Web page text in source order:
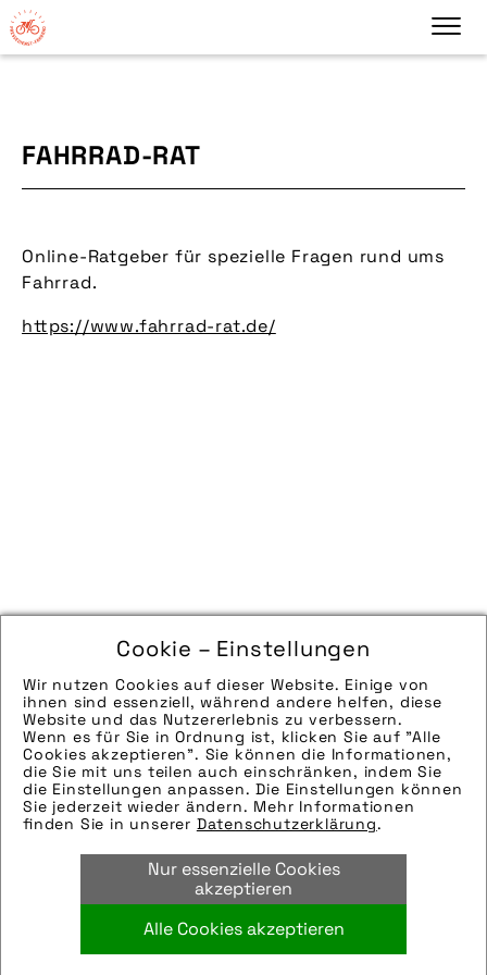
Cookie – Einstellungen
Wir nutzen Cookies auf dieser Website. Einige von
ihnen sind essenziell, während andere helfen, diese
Website und das Nutzererlebnis zu verbessern.
Wenn es für Sie in Ordnung ist, klicken Sie auf "Alle
Cookies akzeptieren". Sie können die Informationen,
die Sie mit uns teilen auch einschränken, indem Sie
die Einstellungen anpassen. Die Einstellungen können
Sie jederzeit wieder ändern. Mehr Informationen
finden Sie in unserer Datenschutzerklärung.
Nur essenzielle Cookies
akzeptieren
Alle Cookies akzeptieren
FAHRRAD-RAT
Online-Ratgeber für spezielle Fragen rund ums
Fahrrad.
https://www.fahrrad-rat.de/